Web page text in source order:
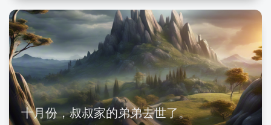
十月份，叔叔家的弟弟去世了。